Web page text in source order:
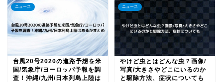
ニュース
台風20号2020の進路予想を米
国/気象庁/ヨーロッパ予報を調
査！沖縄/九州/日本列島上陸は
ニュース
やけど虫とはどんな虫？画像/
写真/大きさやどこにいるのか
と駆除方法、症状についても